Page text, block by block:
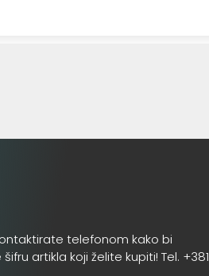
telefonom kako bi
artikla koji želite kupiti! Tel. +381